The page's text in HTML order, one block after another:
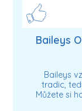
Baileys
Baileys
tradic,
Můžete si